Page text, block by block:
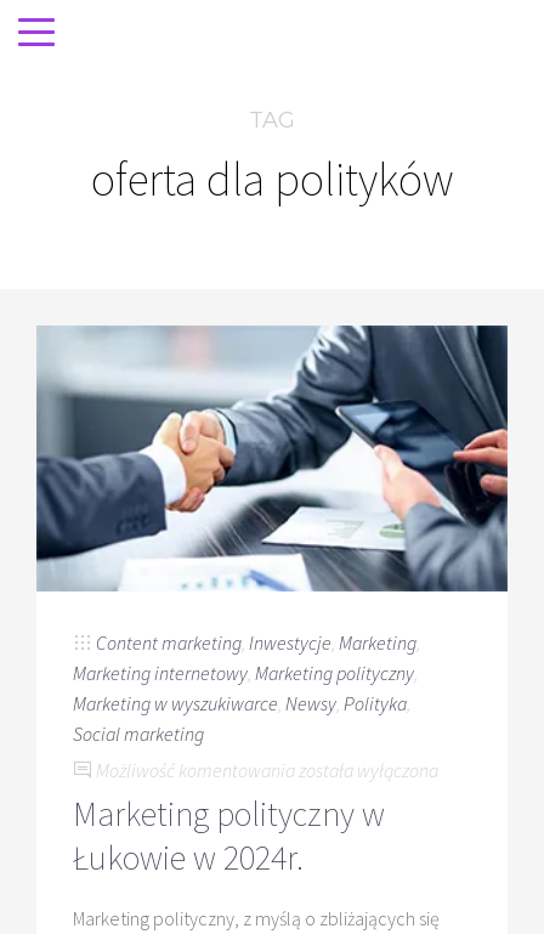
TAG
oferta dla polityków
Content marketing Inwestycje Marketing
Marketing internetowy Marketing polityczny
Marketing w wyszukiwarce Newsy Polityka
Social marketing
Możliwość komentowania Marketing
w
2024r.
została wyłączona
Marketing polityczny w
Łukowie w 2024r.
Marketing polityczny, z myślą o zbliżających się